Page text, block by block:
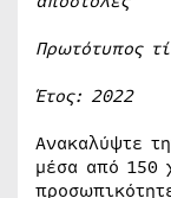
Πρωτότυπος
Έτος: 2022
Ανακαλύψτε
μέσα από 150